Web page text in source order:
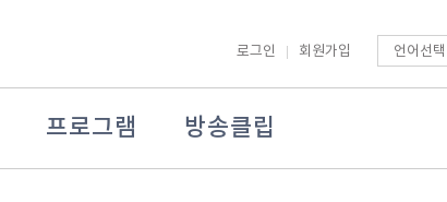
로그인 회원가입 언어선택
프로그램 방송클립